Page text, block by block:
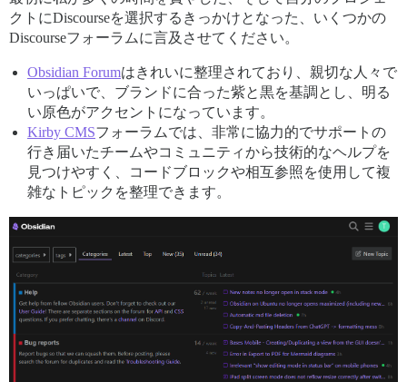
クトにDiscourseを選択するきっかけとなった、いくつかの
Discourseフォーラムに言及させてください。
Obsidian Forumはきれいに整理されており、親切な人々で
いっぱいで、ブランドに合った紫と黒を基調とし、明る
い原色がアクセントになっています。
Kirby CMSフォーラムでは、非常に協力的でサポートの
行き届いたチームやコミュニティから技術的なヘルプを
見つけやすく、コードブロックや相互参照を使用して複
雑なトピックを整理できます。